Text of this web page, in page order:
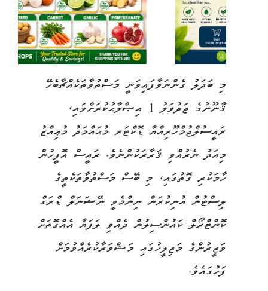
މި ބަދަލު ގެންނަވާފައިވަނީ މަސްތުވާތަކެއްޗާބެހޭ
ޤާނޫނުގެ ޖަދުވަލު 1 އިޞްލާޙުކުރަށްވައި،
ރައީސުލްޖުމްހޫރިއްޔާ ޑޮކްޓަރ މުޙައްމަދު މުޢިއްޒު
މިއަދު ނެރުއްވި ޤަރާރަކުންނެވެ. ރައީސް އޮފީހުން
ހާމަކުރި ގޮތުގައި، މި ބޭސް މަސްތުވާތަކެތީގެ
ލިސްޓުން އުނިކުރަން ނިންމެވީ ނޭޝަނަލް ޑްރަގް
ކޮންޓްރޯލް ކައުންސިލުން ދެއްވި ލަފަޔާ އެއްގޮތަށް
ވަޒީރުންގެ މަޖިލީހުގައި މަޝްވަރާކުރެއްވުމަށް
ފަހުގައެވެ.